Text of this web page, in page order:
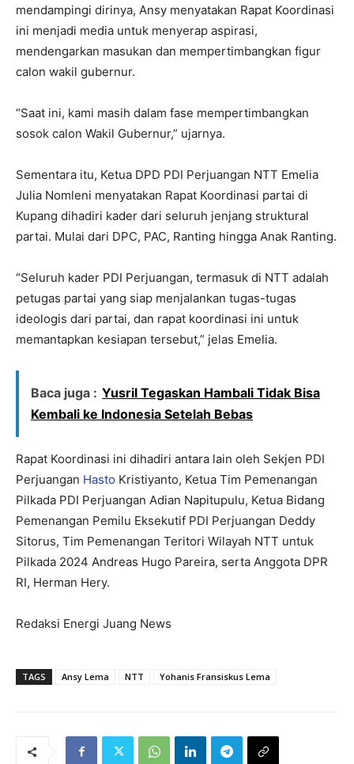
mendampingi dirinya, Ansy menyatakan Rapat Koordinasi
ini menjadi media untuk menyerap aspirasi,
mendengarkan masukan dan mempertimbangkan figur
calon wakil gubernur.
“Saat ini, kami masih dalam fase mempertimbangkan
sosok calon Wakil Gubernur,” ujarnya.
Sementara itu, Ketua DPD PDI Perjuangan NTT Emelia
Julia Nomleni menyatakan Rapat Koordinasi partai di
Kupang dihadiri kader dari seluruh jenjang struktural
partai. Mulai dari DPC, PAC, Ranting hingga Anak Ranting.
“Seluruh kader PDI Perjuangan, termasuk di NTT adalah
petugas partai yang siap menjalankan tugas-tugas
ideologis dari partai, dan rapat koordinasi ini untuk
memantapkan kesiapan tersebut,” jelas Emelia.
Baca juga : Yusril Tegaskan Hambali Tidak Bisa
Kembali ke Indonesia Setelah Bebas
Rapat Koordinasi ini dihadiri antara lain oleh Sekjen PDI
Perjuangan Hasto Kristiyanto, Ketua Tim Pemenangan
Pilkada PDI Perjuangan Adian Napitupulu, Ketua Bidang
Pemenangan Pemilu Eksekutif PDI Perjuangan Deddy
Sitorus, Tim Pemenangan Teritori Wilayah NTT untuk
Pilkada 2024 Andreas Hugo Pareira, serta Anggota DPR
RI, Herman Hery.
Redaksi Energi Juang News
TAGS Ansy Lema NTT Yohanis Fransiskus Lema